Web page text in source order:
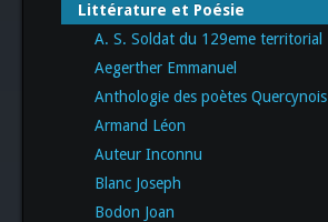
Littérature et Poésie
A. S. Soldat du 129eme territorial
Aegerther Emmanuel
Anthologie des poètes Quercynois
Armand Léon
Auteur Inconnu
Blanc Joseph
Bodon Joan